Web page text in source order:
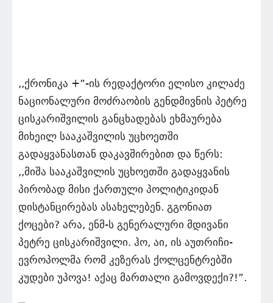
,,ქრონიკა +”-ის რედაქტორი ელისო კილაძე
ნაციონალური მოძრაობის გენდმივნის პეტრე
ცისკარიშვილის განცხადებას ეხმაურება
მიხეილ სააკაშვილის უცხოეთში
გადაყვანასთან დაკავშირებით და წერს:
,,მიშა სააკაშვილის უცხოეთში გადაყვანის
პირობად მისი ქართული პოლიტიკიდან
დისტანცირებას ასახელებენ. გგონიათ
ქოცები? არა, ენმ-ს გენერალური მდივანი
პეტრე ცისკარიშვილი. ჰო, აი, ის აუთრიჩი-
ევროპოლმა რომ კეზერას ქოლცენტრებში
კუდები უპოვა! აქაც მართალი გამოვდექი?!”.